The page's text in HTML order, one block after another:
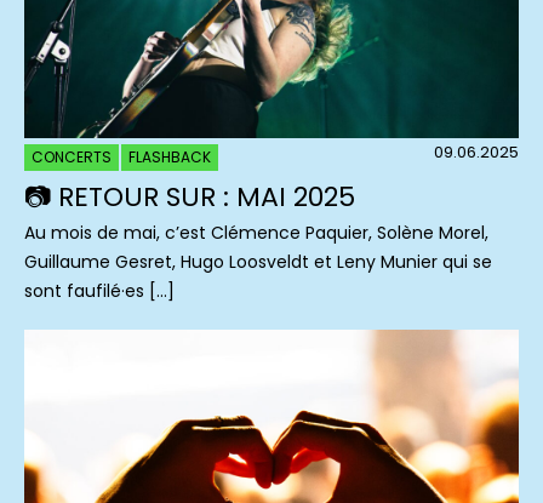
CONCERTS FLASHBACK 09.06.2025
📷 RETOUR SUR : MAI 2025
Au mois de mai, c’est Clémence Paquier, Solène Morel,
Guillaume Gesret, Hugo Loosveldt et Leny Munier qui se
sont faufilé·es […]